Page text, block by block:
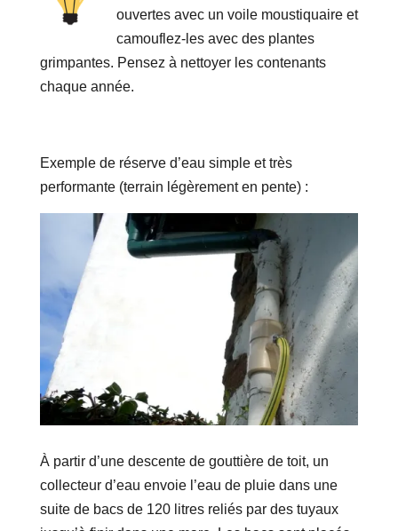
ouvertes avec un voile moustiquaire et
camouflez-les avec des plantes
grimpantes. Pensez à nettoyer les contenants
chaque année.
Exemple de réserve d’eau simple et très
performante (terrain légèrement en pente) :
À partir d’une descente de gouttière de toit, un
collecteur d’eau envoie l’eau de pluie dans une
suite de bacs de 120 litres reliés par des tuyaux